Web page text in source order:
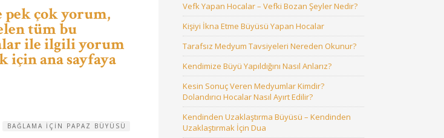
çok yorum,
tüm bu
ile ilgili yorum
ana sayfaya
BAĞLAMA IÇIN PAPAZ BÜYÜSÜ
Vefk Yapan Hocalar – Vefki Bozan Şeyler Nedir?
Kişiyi İkna Etme Büyüsü Yapan Hocalar
Tarafsız Medyum Tavsiyeleri Nereden Okunur?
Kendimize Büyü Yapıldığını Nasıl Anlarız?
Kesin Sonuç Veren Medyumlar Kimdir?
Dolandırıcı Hocalar Nasıl Ayırt Edilir?
Kendinden Uzaklaştırma Büyüsü – Kendinden
Uzaklaştırmak İçin Dua